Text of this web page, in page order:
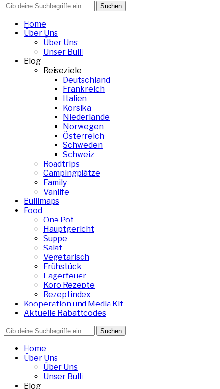
Search
for:
Home
Über Uns
Über Uns
Unser Bulli
Blog
Reiseziele
Deutschland
Frankreich
Italien
Korsika
Niederlande
Norwegen
Österreich
Schweden
Schweiz
Roadtrips
Campingplätze
Family
Vanlife
Bullimaps
Food
One Pot
Hauptgericht
Suppe
Salat
Vegetarisch
Frühstück
Lagerfeuer
Koro Rezepte
Rezeptindex
Kooperation und Media Kit
Aktuelle Rabattcodes
Search
for:
Home
Über Uns
Über Uns
Unser Bulli
Blog